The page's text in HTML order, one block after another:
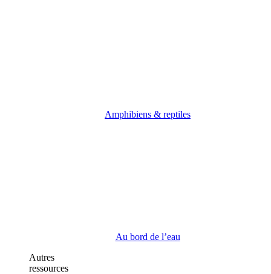
Amphibiens & reptiles
Au bord de l’eau
Autres
ressources